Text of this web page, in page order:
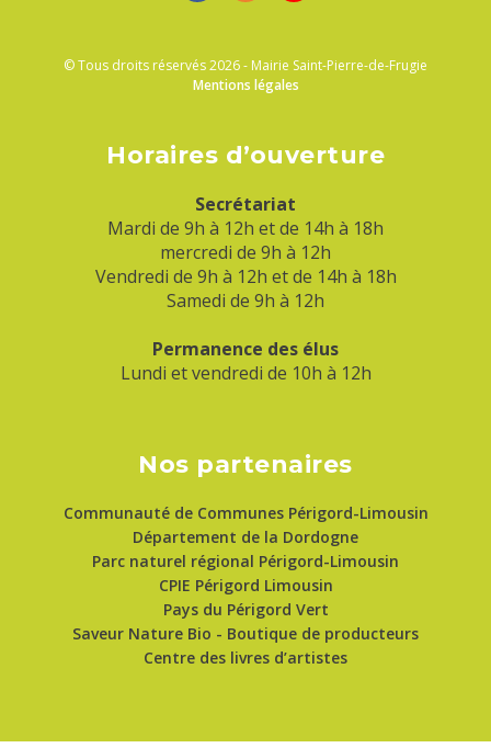
© Tous droits réservés 2026 - Mairie Saint-Pierre-de-Frugie
Mentions légales
Horaires d’ouverture
Secrétariat
Mardi de 9h à 12h et de 14h à 18h
mercredi de 9h à 12h
Vendredi de 9h à 12h et de 14h à 18h
Samedi de 9h à 12h
Permanence des élus
Lundi et vendredi de 10h à 12h
Nos partenaires
Communauté de Communes Périgord-Limousin
Département de la Dordogne
Parc naturel régional Périgord-Limousin
CPIE Périgord Limousin
Pays du Périgord Vert
Saveur Nature Bio - Boutique de producteurs
Centre des livres d’artistes